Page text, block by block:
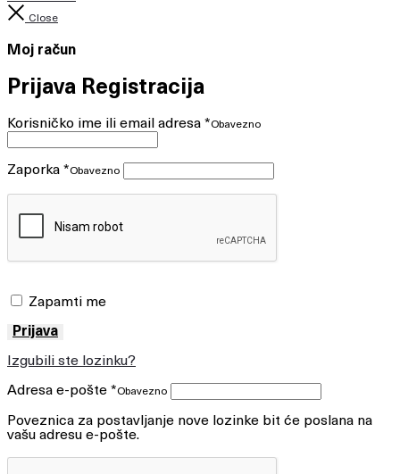
Close
Moj račun
Prijava Registracija
Korisničko ime ili email adresa *Obavezno
Zaporka *Obavezno
Zapamti me
Prijava
Izgubili ste lozinku?
Adresa e-pošte *Obavezno
Poveznica za postavljanje nove lozinke bit će poslana na
vašu adresu e-pošte.